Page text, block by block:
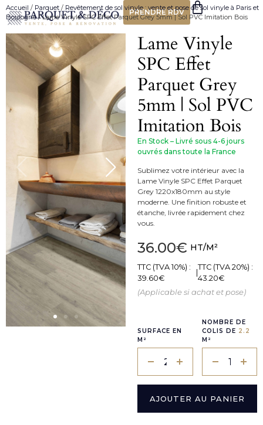
PRENDRE RDV
Accueil / Parquet / Revêtement de sol vinyle : vente et pose de sol vinyle à Paris et
Boulogne/ Lame Vinyle SPC Effet Parquet Grey 5mm | Sol PVC Imitation Bois
Lame Vinyle
SPC Effet
Parquet Grey
5mm | Sol PVC
Imitation Bois
En Stock – Livré sous 4-6 jours
ouvrés dans toute la France
Sublimez votre intérieur avec la
Lame Vinyle SPC Effet Parquet
Grey 1220x180mm au style
moderne. Une finition robuste et
étanche, livrée rapidement chez
vous.
36.00€ HT/M²
TTC (TVA 10%) :
39.60€
TTC (TVA 20%) :
43.20€
(Applicable si achat et pose)
SURFACE EN
M²
NOMBRE DE
COLIS DE 2.2
M²
AJOUTER AU PANIER